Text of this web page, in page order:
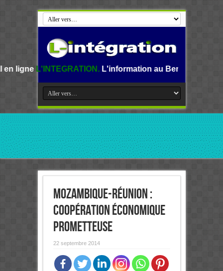
L'information au Benin, en Afrique et dans le
Mozambique-Réunion :
Coopération économique
prometteuse
22 septembre 2014